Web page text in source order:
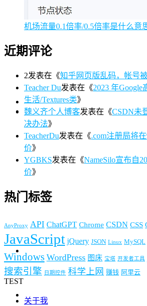
机场流量0.1倍率/0.5倍率是什么意
近期评论
2发表在《知乎网页版乱码，帐号被
Teacher Du发表在《2023 年
生活/Textures类》
魏义齐个人博客发表在《CSDN未
决办法》
TeacherDu发表在《.com注册局将
价》
YGBKS发表在《NameSilo宣布自
价》
热门标签
AnyProxy API ChatGPT Chrome CSDN CSS
JavaScript jQuery JSON Linux MySQL
Windows WordPress 图床 宝塔 开发者工具
搜索引擎 日期控件 科学上网 赚钱 阿里云
TEST
关于我